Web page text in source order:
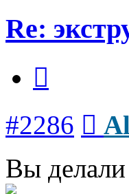
Re:
#2286
Вы делали